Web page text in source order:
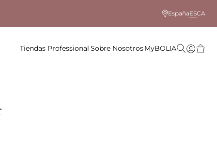
EspañaESCA
Tiendas Professional Sobre NosotrosMyBOLIA